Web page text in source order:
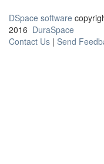
DSpace software
2016 DuraSpace
Contact Us | Send